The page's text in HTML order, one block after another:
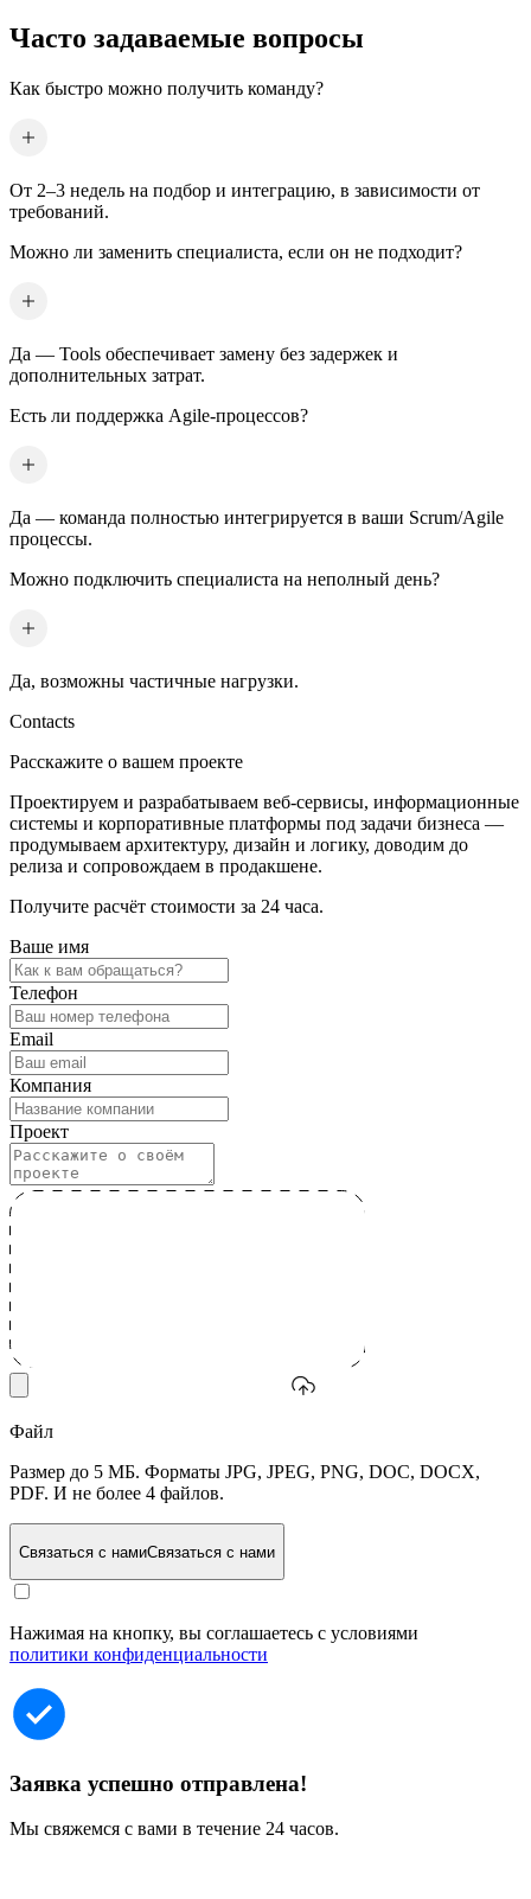
Часто задаваемые вопросы
Как быстро можно получить команду?
От 2–3 недель на подбор и интеграцию, в зависимости от
требований.
Можно ли заменить специалиста, если он не подходит?
Да — Tools обеспечивает замену без задержек и
дополнительных затрат.
Есть ли поддержка Agile-процессов?
Да — команда полностью интегрируется в ваши Scrum/Agile
процессы.
Можно подключить специалиста на неполный день?
Да, возможны частичные нагрузки.
Contacts
Расскажите о вашем проекте
Проектируем и разрабатываем веб-сервисы, информационные
системы и корпоративные платформы под задачи бизнеса —
продумываем архитектуру, дизайн и логику, доводим до
релиза и сопровождаем в продакшене.
Получите расчёт стоимости за 24 часа.
Ваше имя
Телефон
Email
Компания
Проект
Файл
Размер до 5 МБ. Форматы JPG, JPEG, PNG, DOC, DOCX,
PDF. И не более 4 файлов.
Связаться с намиСвязаться с нами
Нажимая на кнопку, вы соглашаетесь с условиями
политики конфиденциальности
Заявка успешно отправлена!
Мы свяжемся с вами в течение 24 часов.